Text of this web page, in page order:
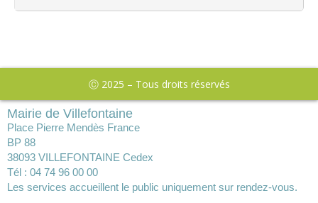
Ⓒ 2025 – Tous droits réservés
Mairie de Villefontaine
Place Pierre Mendès France
BP 88
38093 VILLEFONTAINE Cedex
Tél : 04 74 96 00 00
Les services accueillent le public uniquement sur rendez-vous.